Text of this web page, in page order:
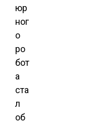
юр
ног
о
ро
бот
а
ста
л
об